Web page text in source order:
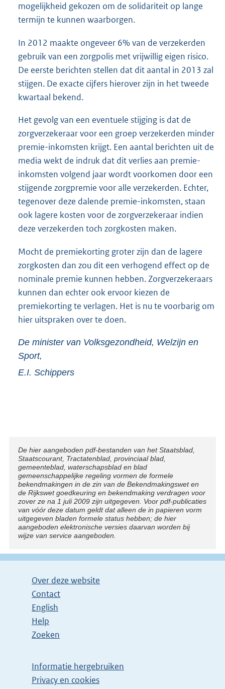
mogelijkheid gekozen om de solidariteit op lange
termijn te kunnen waarborgen.
In 2012 maakte ongeveer 6% van de verzekerden
gebruik van een zorgpolis met vrijwillig eigen risico.
De eerste berichten stellen dat dit aantal in 2013 zal
stijgen. De exacte cijfers hierover zijn in het tweede
kwartaal bekend.
Het gevolg van een eventuele stijging is dat de
zorgverzekeraar voor een groep verzekerden minder
premie-inkomsten krijgt. Een aantal berichten uit de
media wekt de indruk dat dit verlies aan premie-
inkomsten volgend jaar wordt voorkomen door een
stijgende zorgpremie voor alle verzekerden. Echter,
tegenover deze dalende premie-inkomsten, staan
ook lagere kosten voor de zorgverzekeraar indien
deze verzekerden toch zorgkosten maken.
Mocht de premiekorting groter zijn dan de lagere
zorgkosten dan zou dit een verhogend effect op de
nominale premie kunnen hebben. Zorgverzekeraars
kunnen dan echter ook ervoor kiezen de
premiekorting te verlagen. Het is nu te voorbarig om
hier uitspraken over te doen.
De minister van Volksgezondheid, Welzijn en
Sport,
E.I. Schippers
Disclaimer
De hier aangeboden pdf-bestanden van het Staatsblad,
Staatscourant, Tractatenblad, provinciaal blad,
gemeenteblad, waterschapsblad en blad
gemeenschappelijke regeling vormen de formele
bekendmakingen in de zin van de Bekendmakingswet en
de Rijkswet goedkeuring en bekendmaking verdragen voor
zover ze na 1 juli 2009 zijn uitgegeven. Voor pdf-publicaties
van vóór deze datum geldt dat alleen de in papieren vorm
uitgegeven bladen formele status hebben; de hier
aangeboden elektronische versies daarvan worden bij
wijze van service aangeboden.
Over deze website
Contact
English
Help
Zoeken
Informatie hergebruiken
Privacy en cookies